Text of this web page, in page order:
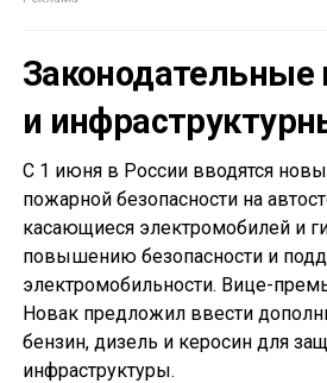
Законодательные
и
С 1 июня в России вводятся
пожарной безопасности на
касающиеся электромобилей и
повышению безопасности и
электромобильности. Вице-
Новак предложил ввести
бензин, дизель и керосин для
инфраструктуры.